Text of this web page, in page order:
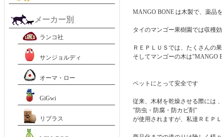
MANGO BONE は木製で、薬品
タイのマンゴー果樹園では収穫
ＲＥＰＬＵＳでは、たくさんの
そしてマンゴーの木は"MANGO
ペットにとって安全です
従来、木材を乾燥させる際には
"防虫・防腐・防カビ剤"
が使用されますが、私達ＲＥＰ
メーカー別
ランコ社
サンジョルディ
オーマ・ロー
GiGwi
リプラス